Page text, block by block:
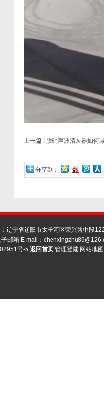
上一篇 : 脱硝声波清灰器如何
分享到：
辽宁省辽阳市太子河区荣兴路中段
邮箱 E-mail：
号-5 返回首页 管理登陆 网站地图